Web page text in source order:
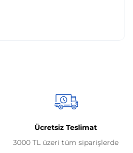
Ücretsiz Teslimat
3000 TL üzeri tüm siparişlerde